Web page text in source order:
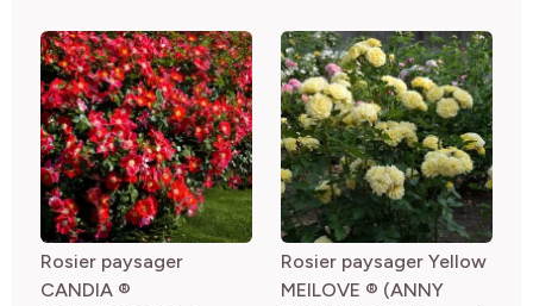
Rosier paysager
CANDIA ®
Rosier paysager Yellow
MEILOVE ® (ANNY